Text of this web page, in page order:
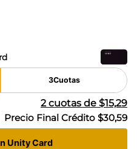
3Cuotas
2cuotas de $15,29
Precio Final Crédito $30,59
Unity Card